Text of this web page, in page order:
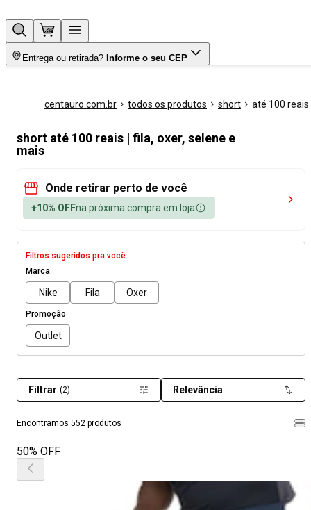
Entrega ou retirada? Informe o seu CEP
centauro.com.br todos os produtos short até 100 reais
short até 100 reais | fila, oxer, selene e
mais
Onde retirar perto de você
+10% OFFna próxima compra em loja
Filtros sugeridos pra você
Marca
Nike Fila Oxer
Promoção
Outlet
Encontramos 552 produtos
Filtrar (2) Relevância
50% OFF